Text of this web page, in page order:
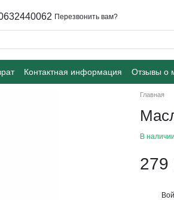
Перезвонить вам?
Контактная информация Отзывы о
Главная
В наличии
279